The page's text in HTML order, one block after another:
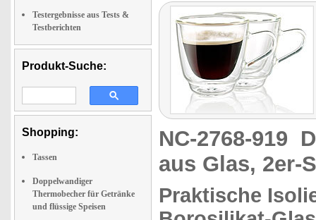
Testergebnisse aus Tests &
Testberichten
Produkt-Suche:
Shopping:
Tassen
Doppelwandiger
Thermobecher für Getränke
und flüssige Speisen
NC-2768-919
aus Glas, 2er-
Praktische